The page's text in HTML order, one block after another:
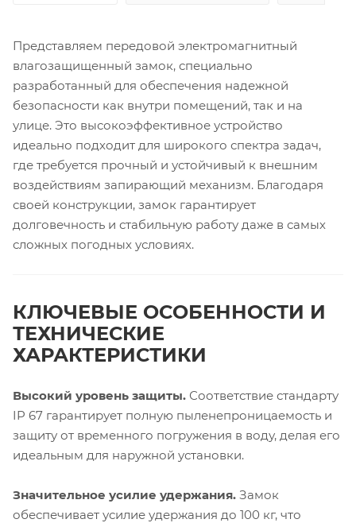
Представляем передовой электромагнитный
влагозащищенный замок, специально
разработанный для обеспечения надежной
безопасности как внутри помещений, так и на
улице. Это высокоэффективное устройство
идеально подходит для широкого спектра задач,
где требуется прочный и устойчивый к внешним
воздействиям запирающий механизм. Благодаря
своей конструкции, замок гарантирует
долговечность и стабильную работу даже в самых
сложных погодных условиях.
КЛЮЧЕВЫЕ ОСОБЕННОСТИ И
ТЕХНИЧЕСКИЕ
ХАРАКТЕРИСТИКИ
Высокий уровень защиты. Соответствие стандарту
IP 67 гарантирует полную пыленепроницаемость и
защиту от временного погружения в воду, делая его
идеальным для наружной установки.
Значительное усилие удержания. Замок
обеспечивает усилие удержания до 100 кг, что